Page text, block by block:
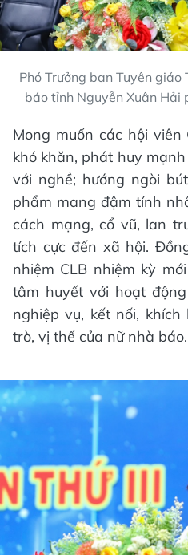
Phó Trưởng ban Tuyên
báo tỉnh Nguyễn Xuân Hải
Mong muốn các hội
khó khăn, phát huy
với nghề; hướng ngòi
phẩm mang đậm tính
cách mạng, cổ vũ, lan
tích cực đến xã hội.
nhiệm CLB nhiệm kỳ
tâm huyết với hoạt
nghiệp vụ, kết nối,
trò, vị thế của nữ nhà báo.